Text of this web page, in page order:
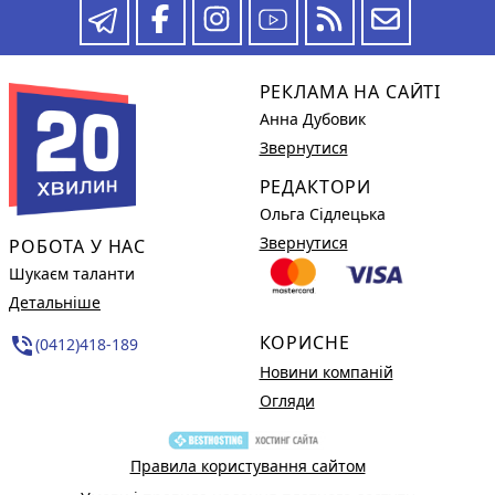
РОБОТА У НАС
Шукаєм таланти
Детальніше
phone_in_talk(0412)418-189
РЕКЛАМА НА САЙТІ
Анна Дубовик
Звернутися
РЕДАКТОРИ
Ольга Сідлецька
Звернутися
КОРИСНЕ
Новини компаній
Огляди
Правила користування сайтом